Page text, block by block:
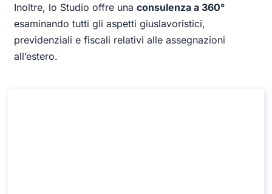
Inoltre, lo Studio offre unaconsulenza a 360°
esaminando tutti gli aspetti giuslavoristici,
previdenziali e fiscali relativi alle assegnazioni
all’estero.